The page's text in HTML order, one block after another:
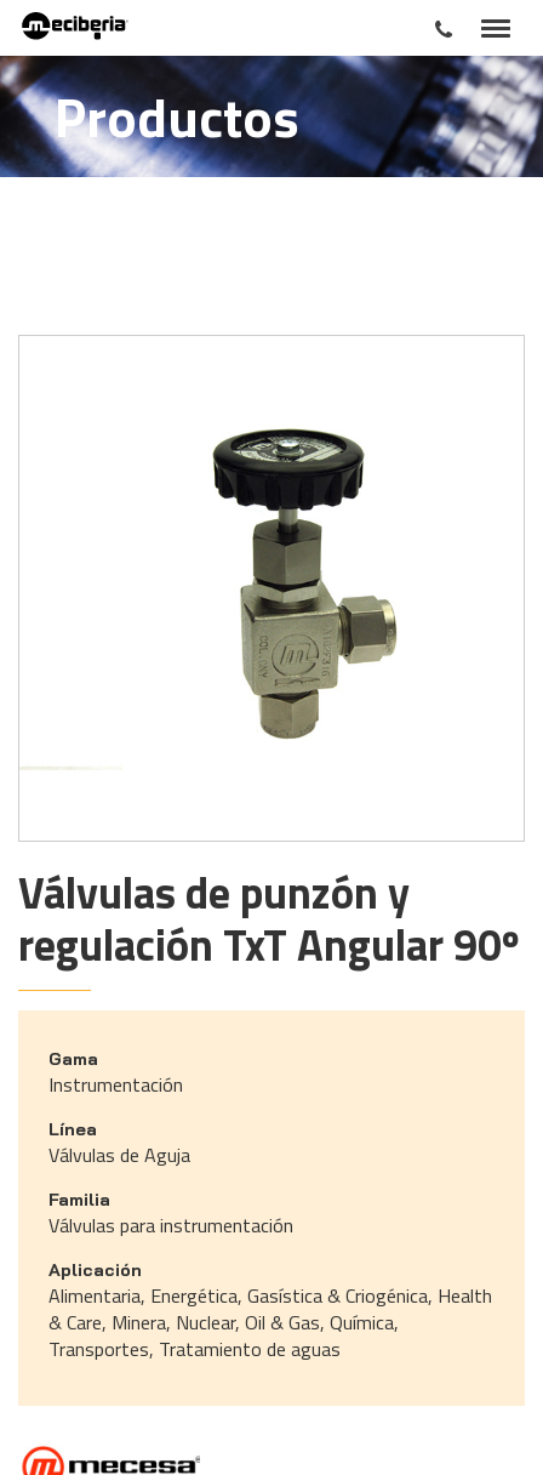
Productos
Válvulas de punzón y
regulación TxT Angular 90º
Gama
Instrumentación
Línea
Válvulas de Aguja
Familia
Válvulas para instrumentación
Aplicación
Alimentaria, Energética, Gasística & Criogénica, Health
& Care, Minera, Nuclear, Oil & Gas, Química,
Transportes, Tratamiento de aguas